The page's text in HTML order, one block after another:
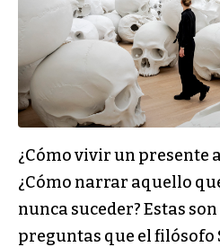
¿Cómo vivir un presente
¿Cómo narrar aquello
nunca suceder? Estas
preguntas que el filósofo